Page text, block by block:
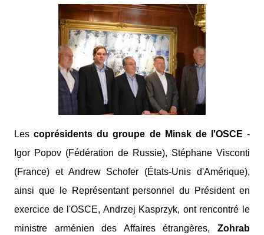
Lescoprésidents du groupe de Minsk de l'OSCE -
Igor Popov (Fédération de Russie), Stéphane Visconti
(France) et Andrew Schofer (États-Unis d'Amérique),
ainsi que le Représentant personnel du Président en
exercice de l'OSCE, Andrzej Kasprzyk, ont rencontré le
ministre arménien des Affaires étrangères, Zohrab